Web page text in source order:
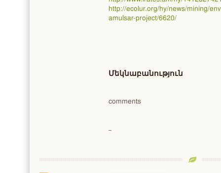
http://ecolur.org/hy/news/mining/
amulsar-project/6620/
Մեկնաբանություն
comments